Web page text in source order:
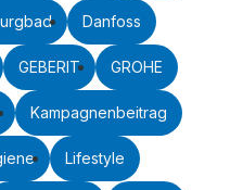
Danfoss
GEBERIT GROHE
Kampagnenbeitrag
Lifestyle